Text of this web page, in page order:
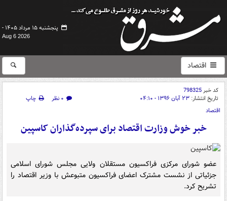
پنجشنبه ۱۵ مرداد ۱۴۰۵ -
Aug 6 2026
اقتصاد
کد خبر798325
تاریخ انتشار: ۲۳ آبان ۱۳۹۶ - ۰۴:۱۰ ۰ نظر
چاپ
اقتصاد
خبر خوش وزارت اقتصاد برای سپرده‌گذاران کاسپین
عضو شورای مرکزی فراکسیون مستقلان ولایی مجلس شورای اسلامی
جزئیاتی از نشست مشترک اعضای فراکسیون متبوعش با وزیر اقتصاد را
تشریح کرد.